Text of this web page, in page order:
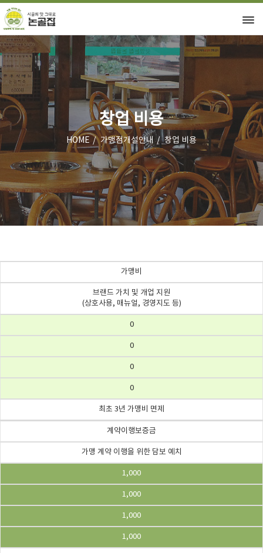
창업 비용
HOME 가맹점개설안내 창업 비용
가맹비
브랜드 가치 및 개업 지원
(상호사용, 매뉴얼, 경영지도 등)
0
0
0
0
최초 3년 가맹비 면제
계약이행보증금
가맹 계약 이행을 위한 담보 예치
1,000
1,000
1,000
1,000